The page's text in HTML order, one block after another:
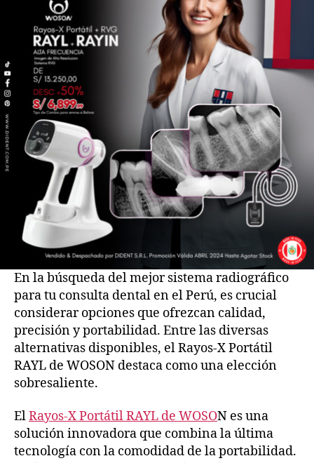
En la búsqueda del mejor sistema radiográfico
para tu consulta dental en el Perú, es crucial
considerar opciones que ofrezcan calidad,
precisión y portabilidad. Entre las diversas
alternativas disponibles, el Rayos-X Portátil
RAYL de WOSON destaca como una elección
sobresaliente.
ElRayos-X Portátil RAYL de WOSON es una
solución innovadora que combina la última
tecnología con la comodidad de la portabilidad.